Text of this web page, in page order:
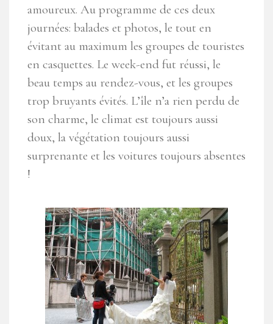
amoureux. Au programme de ces deux
journées: balades et photos, le tout en
évitant au maximum les groupes de touristes
en casquettes. Le week-end fut réussi, le
beau temps au rendez-vous, et les groupes
trop bruyants évités. L’île n’a rien perdu de
son charme, le climat est toujours aussi
doux, la végétation toujours aussi
surprenante et les voitures toujours absentes
!